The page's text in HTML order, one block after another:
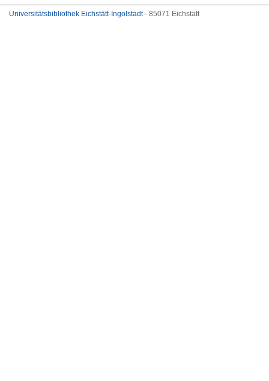
Universitätsbibliothek Eichstätt-Ingolstadt- 85071 Eichstätt